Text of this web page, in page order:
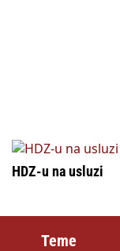
HDZ-u na usluzi
Teme